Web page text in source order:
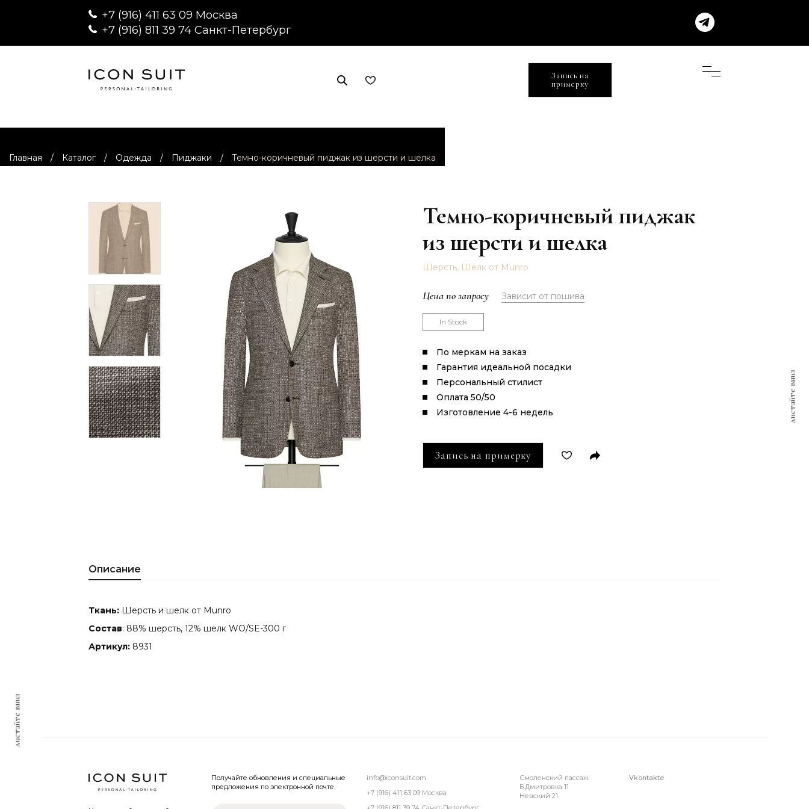
+7 (916) 411 63 09 Москва
+7 (916) 811 39 74 Санкт-Петербург
Запись на
примерку
Главная / Каталог / Одежда / Пиджаки / Темно-коричневый пиджак из шерсти и шелка
Темно-коричневый пиджак
из шерсти и шелка
Шерсть, Шёлк от Munro
Цена по запросу Зависит от пошива
In Stock
По меркам на заказ
Гарантия идеальной посадки
Персональный стилист
Оплата 50/50
Изготовление 4-6 недель
Запись на примерку
Описание
Ткань: Шерсть и шелк от Munro
Состав: 88% шерсть, 12% шелк WO/SE-300 г
Артикул: 8931
листайте вниз
листайте вниз
Получайте обновления и специальные
предложения по электронной почте
info@iconsuit.com
+7 (916) 411 63 09 Москва
Смоленский пассаж
Б.Дмитровка 11
Невский 21
Vkontakte